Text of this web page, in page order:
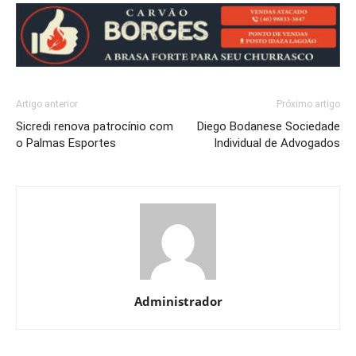
Artigo anterior
Sicredi renova patrocínio com
o Palmas Esportes
Próximo artigo
Diego Bodanese Sociedade
Individual de Advogados
Administrador